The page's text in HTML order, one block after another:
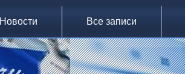
Новости Все записи